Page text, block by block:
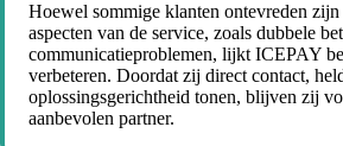
Hoewel sommige klanten ontevreden zijn
aspecten van de service, zoals dubbele
communicatieproblemen, lijkt ICEPAY
verbeteren. Doordat zij direct contact,
oplossingsgerichtheid tonen, blijven zij
aanbevolen partner.